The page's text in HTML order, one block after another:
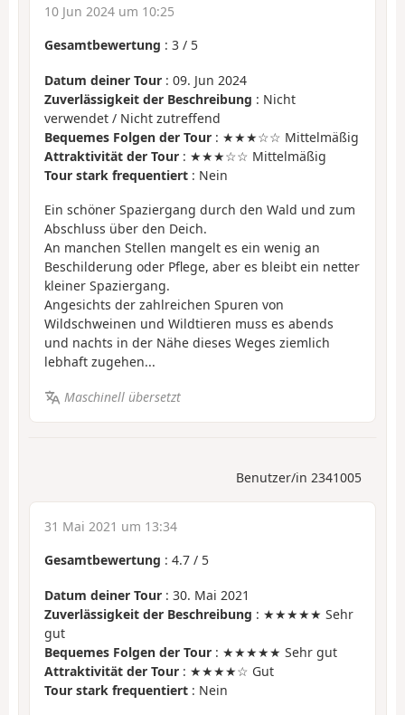
10 Jun 2024 um 10:25
Gesamtbewertung : 3 / 5
Datum deiner Tour : 09. Jun 2024
Zuverlässigkeit der Beschreibung : Nicht
verwendet / Nicht zutreffend
Bequemes Folgen der Tour : ★★★☆☆ Mittelmäßig
Attraktivität der Tour : ★★★☆☆ Mittelmäßig
Tour stark frequentiert : Nein
Ein schöner Spaziergang durch den Wald und zum
Abschluss über den Deich.
An manchen Stellen mangelt es ein wenig an
Beschilderung oder Pflege, aber es bleibt ein netter
kleiner Spaziergang.
Angesichts der zahlreichen Spuren von
Wildschweinen und Wildtieren muss es abends
und nachts in der Nähe dieses Weges ziemlich
lebhaft zugehen...
Maschinell übersetzt
Benutzer/in 2341005
31 Mai 2021 um 13:34
Gesamtbewertung : 4.7 / 5
Datum deiner Tour : 30. Mai 2021
Zuverlässigkeit der Beschreibung : ★★★★★ Sehr
gut
Bequemes Folgen der Tour : ★★★★★ Sehr gut
Attraktivität der Tour : ★★★★☆ Gut
Tour stark frequentiert : Nein